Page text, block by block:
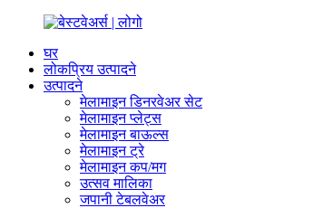
घर
लोकप्रिय उत्पादने
उत्पादने
मेलामाइन डिनरवेअर सेट
मेलामाइन प्लेट्स
मेलामाइन बाऊल्स
मेलामाइन ट्रे
मेलामाइन कप/मग
उत्सव मालिका
जपानी टेबलवेअर